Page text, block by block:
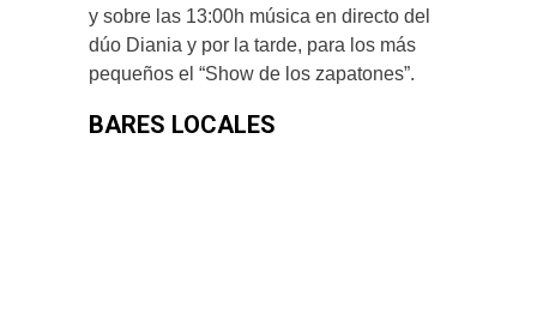
y sobre las 13:00h música en directo del
dúo Diania y por la tarde, para los más
pequeños el “Show de los zapatones”.
BARES LOCALES